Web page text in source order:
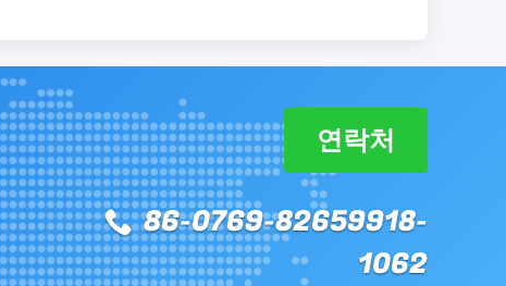
연락처
86-0769-82659918-
1062